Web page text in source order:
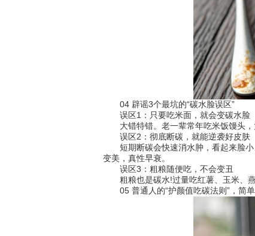
04 辟谣3个最坑的“碳水脸误区”
误区1：只要吃米面，就会变碳水脸
大错特错。老一辈常年吃米饭馒头，
误区2：彻底断碳，就能逆袭好皮肤
短期断碳会快速消水肿，看起来脸小
变美，真性早衰。
误区3：粗粮随便吃，不会变丑
粗粮也是碳水!过量吃红薯、玉米、燕
05 普通人的“护颜值吃碳法则”，简